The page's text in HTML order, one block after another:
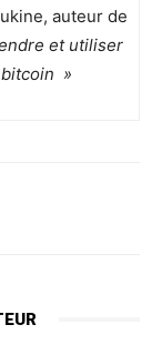
auteur de
et utiliser
»